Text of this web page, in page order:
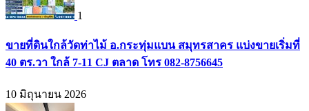
1
ขายที่ดินใกล้วัดท่าไม้ อ.กระทุ่มแบน สมุทรสาคร แบ่งขายเริ่มที่
40 ตร.วา ใกล้ 7-11 CJ ตลาด โทร 082-8756645
10 มิถุนายน 2026